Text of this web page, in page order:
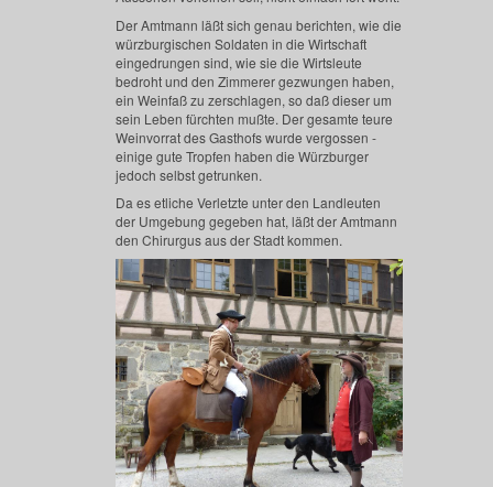
Der Amtmann läßt sich genau berichten, wie die
würzburgischen Soldaten in die Wirtschaft
eingedrungen sind, wie sie die Wirtsleute
bedroht und den Zimmerer gezwungen haben,
ein Weinfaß zu zerschlagen, so daß dieser um
sein Leben fürchten mußte. Der gesamte teure
Weinvorrat des Gasthofs wurde vergossen -
einige gute Tropfen haben die Würzburger
jedoch selbst getrunken.
Da es etliche Verletzte unter den Landleuten
der Umgebung gegeben hat, läßt der Amtmann
den Chirurgus aus der Stadt kommen.